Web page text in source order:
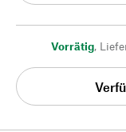
Vorrätig,